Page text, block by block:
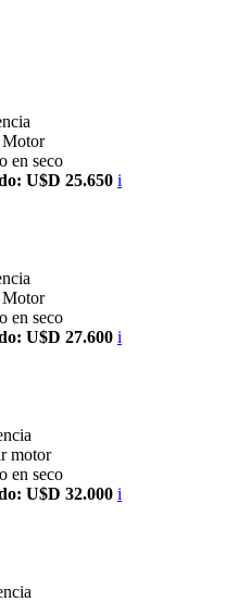
Motor
en seco
U$D 25.650 i
Motor
en seco
U$D 27.600 i
motor
en seco
U$D 32.000 i